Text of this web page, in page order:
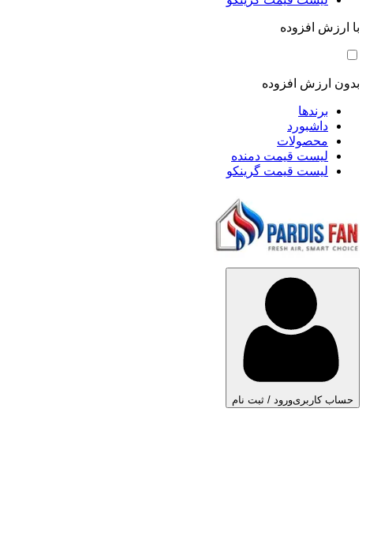
با ارزش افزوده
بدون ارزش افزوده
برندها
داشبورد
محصولات
لیست قیمت دمنده
لیست قیمت گرینکو
حساب کاربریورود / ثبت نام